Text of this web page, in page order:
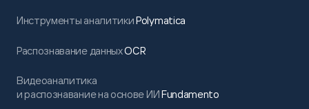
Инструменты аналитикиPolymatica
Распознавание данныхOCR
Видеоаналитика
и распознавание на основе ИИFundamento